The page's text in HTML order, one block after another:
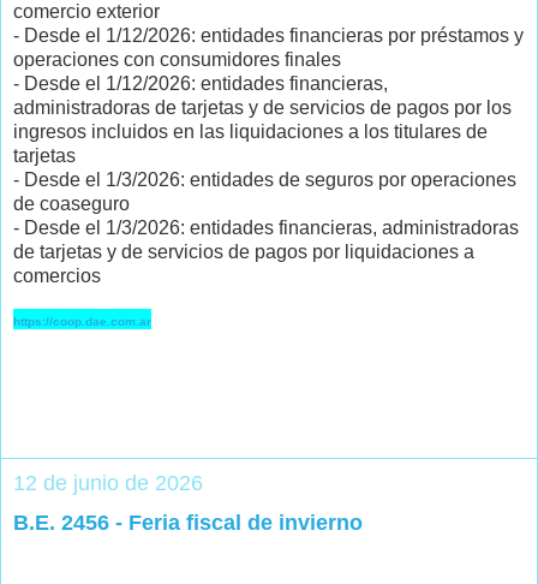
comercio exterior
- Desde el 1/12/2026: entidades financieras por préstamos y
operaciones con consumidores finales
- Desde el 1/12/2026: entidades financieras,
administradoras de tarjetas y de servicios de pagos por los
ingresos incluidos en las liquidaciones a los titulares de
tarjetas
- Desde el 1/3/2026: entidades de seguros por operaciones
de coaseguro
- Desde el 1/3/2026: entidades financieras, administradoras
de tarjetas y de servicios de pagos por liquidaciones a
comercios
https://coop.dae.com.ar
12 de junio de 2026
B.E. 2456 - Feria fiscal de invierno